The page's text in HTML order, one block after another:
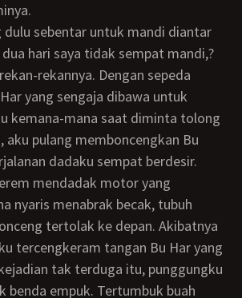
dua hari saya tidak sempat mandi,?
rekannya. Dengan sepeda
yang sengaja dibawa untuk
kemana-mana saat diminta tolong
aku pulang memboncengkan Bu
dadaku sempat berdesir.
nyaris menabrak becak, tubuh
tertolak ke depan. Akibatnya
tercengkeram tangan Bu Har yang
tak terduga itu, punggungku
benda empuk. Tertumbuk buah